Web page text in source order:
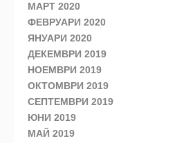
МАРТ 2020
ФЕВРУАРИ 2020
ЯНУАРИ 2020
ДЕКЕМВРИ 2019
НОЕМВРИ 2019
ОКТОМВРИ 2019
СЕПТЕМВРИ 2019
ЮНИ 2019
МАЙ 2019